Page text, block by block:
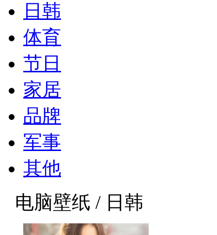
日韩
体育
节日
家居
品牌
军事
其他
电脑壁纸 / 日韩